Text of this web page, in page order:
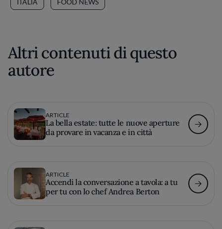
ITALIA FOOD NEWS
Altri contenuti di questo
autore
ARTICLE
La bella estate: tutte le nuove aperture
da provare in vacanza e in città
ARTICLE
Accendi la conversazione a tavola: a tu
per tu con lo chef Andrea Berton